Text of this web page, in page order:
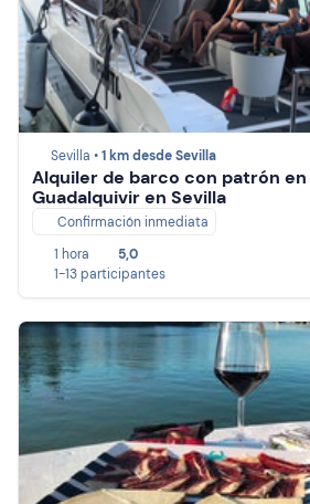
Sevilla •1 km desde Sevilla
Alquiler de barco con patrón en
Guadalquivir en Sevilla
Confirmación inmediata
1 hora
5,0
1-13 participantes